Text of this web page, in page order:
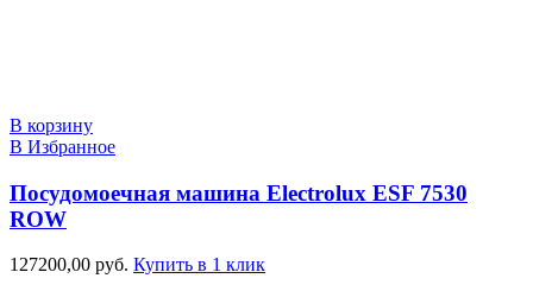
В корзину
В Избранное
Посудомоечная машина Electrolux ESF 7530
ROW
127200,00 руб. Купить в 1 клик